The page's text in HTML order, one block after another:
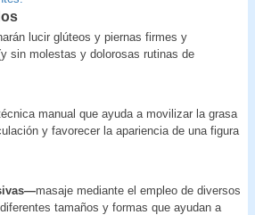
lucir glúteos y piernas firmes y
sin molestas y dolorosas rutinas de
manual que ayuda a movilizar la grasa
y favorecer la apariencia de una figura
masaje mediante el empleo de diversos
tamaños y formas que ayudan a